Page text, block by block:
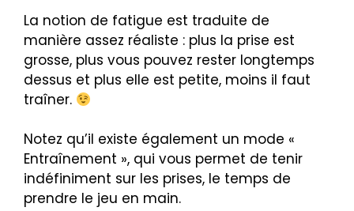
La notion de fatigue est traduite de
manière assez réaliste : plus la prise est
grosse, plus vous pouvez rester longtemps
dessus et plus elle est petite, moins il faut
traîner.
Notez qu’il existe également un mode «
Entraînement », qui vous permet de tenir
indéfiniment sur les prises, le temps de
prendre le jeu en main.